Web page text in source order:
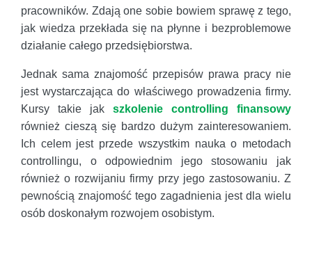
pracowników. Zdają one sobie bowiem sprawę z tego,
jak wiedza przekłada się na płynne i bezproblemowe
działanie całego przedsiębiorstwa.
Jednak sama znajomość przepisów prawa pracy nie
jest wystarczająca do właściwego prowadzenia firmy.
Kursy takie jak szkolenie controlling finansowy
również cieszą się bardzo dużym zainteresowaniem.
Ich celem jest przede wszystkim nauka o metodach
controllingu, o odpowiednim jego stosowaniu jak
również o rozwijaniu firmy przy jego zastosowaniu. Z
pewnością znajomość tego zagadnienia jest dla wielu
osób doskonałym rozwojem osobistym.